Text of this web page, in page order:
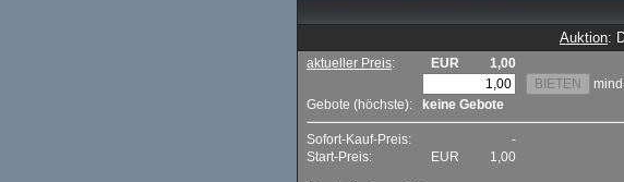
Auktion:
aktueller Preis: EUR
1,00
Gebote (höchste):
keine Gebote
Sofort-Kauf-Preis:
-
Start-Preis:
EUR 1,00